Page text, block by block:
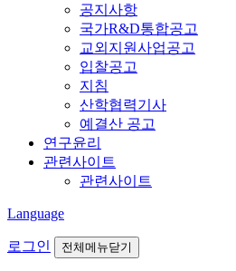
공지사항
국가R&D통합공고
교외지원사업공고
입찰공고
지침
산학협력기사
예결산 공고
연구윤리
관련사이트
관련사이트
Language
로그인 전체메뉴닫기